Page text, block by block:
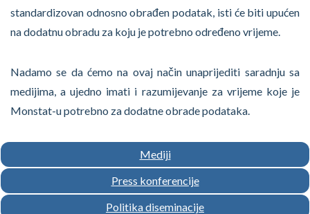
standardizovan odnosno obrađen podatak, isti će biti upućen
na dodatnu obradu za koju je potrebno određeno vrijeme.
Nadamo se da ćemo na ovaj način unaprijediti saradnju sa
medijima, a ujedno imati i razumijevanje za vrijeme koje je
Monstat-u potrebno za dodatne obrade podataka.
Mediji
Press konferencije
Politika diseminacije